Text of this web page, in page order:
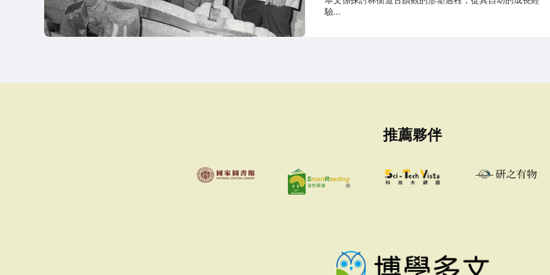
驗...
推薦夥伴